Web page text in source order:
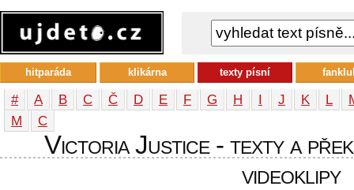
# A B C Č D E F G H I J K L
М
С
Victoria Justice - texty a
videoklipy
hitparáda klikárna texty písní